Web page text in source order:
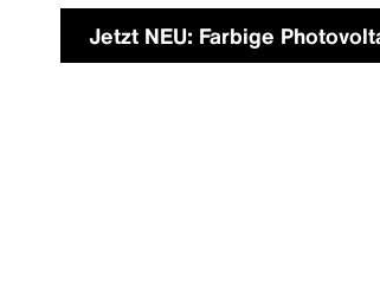
Jetzt NEU: Farbige